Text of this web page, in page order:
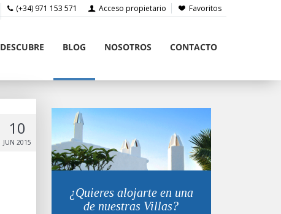
Favoritos
Acceso propietario
(+34) 971 153 571
DESCUBRE BLOG NOSOTROS CONTACTO
10
JUN 2015
¿Quieres alojarte en una
de nuestras Villas?